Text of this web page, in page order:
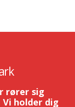
rører sig
holder dig